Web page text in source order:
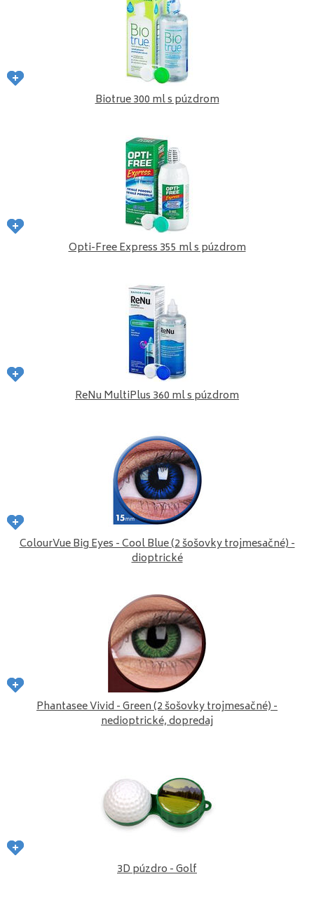
Biotrue 300 ml s púzdrom
Opti-Free Express 355 ml s púzdrom
ReNu MultiPlus 360 ml s púzdrom
ColourVue Big Eyes - Cool Blue (2 šošovky trojmesačné) -
dioptrické
Phantasee Vivid - Green (2 šošovky trojmesačné) -
nedioptrické, dopredaj
3D púzdro - Golf